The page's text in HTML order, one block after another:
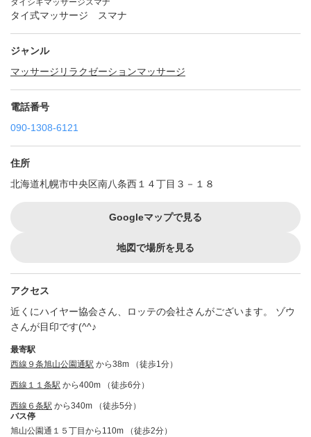
タイシキマッサージスマナ
タイ式マッサージ スマナ
ジャンル
マッサージ リラクゼーションマッサージ
電話番号
090-1308-6121
住所
北海道札幌市中央区南八条西１４丁目３－１８
Googleマップで見る
地図で場所を見る
アクセス
近くにハイヤー協会さん、ロッテの会社さんがございます。 ゾウ
さんが目印です(^^♪
最寄駅
西線９条旭山公園通駅 から38m （徒歩1分）
西線１１条駅 から400m （徒歩6分）
西線６条駅 から340m （徒歩5分）
バス停
旭山公園通１５丁目から110m （徒歩2分）